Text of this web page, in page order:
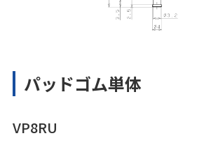
パッドゴム単体
VP8RU